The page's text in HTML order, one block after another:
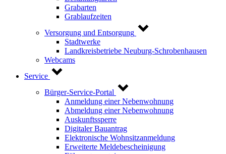
Grabarten
Grablaufzeiten
Versorgung und Entsorgung
Stadtwerke
Landkreisbetriebe Neuburg-Schrobenhausen
Webcams
Service
Bürger-Service-Portal
Anmeldung einer Nebenwohnung
Abmeldung einer Nebenwohnung
Auskunftssperre
Digitaler Bauantrag
Elektronische Wohnsitzanmeldung
Erweiterte Meldebescheinigung